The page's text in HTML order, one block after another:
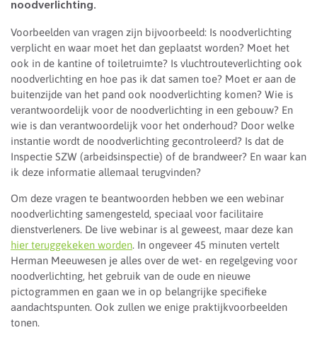
noodverlichting.
Voorbeelden van vragen zijn bijvoorbeeld: Is noodverlichting
verplicht en waar moet het dan geplaatst worden? Moet het
ook in de kantine of toiletruimte? Is vluchtrouteverlichting ook
noodverlichting en hoe pas ik dat samen toe? Moet er aan de
buitenzijde van het pand ook noodverlichting komen? Wie is
verantwoordelijk voor de noodverlichting in een gebouw? En
wie is dan verantwoordelijk voor het onderhoud? Door welke
instantie wordt de noodverlichting gecontroleerd? Is dat de
Inspectie SZW (arbeidsinspectie) of de brandweer? En waar kan
ik deze informatie allemaal terugvinden?
Om deze vragen te beantwoorden hebben we een webinar
noodverlichting samengesteld, speciaal voor facilitaire
dienstverleners. De live webinar is al geweest, maar deze kan
hier teruggekeken worden. In ongeveer 45 minuten vertelt
Herman Meeuwesen je alles over de wet- en regelgeving voor
noodverlichting, het gebruik van de oude en nieuwe
pictogrammen en gaan we in op belangrijke specifieke
aandachtspunten. Ook zullen we enige praktijkvoorbeelden
tonen.